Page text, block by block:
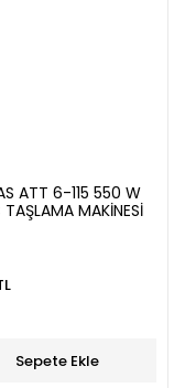
ATT 6-115 550 W
MAKİNESİ
Sepete Ekle